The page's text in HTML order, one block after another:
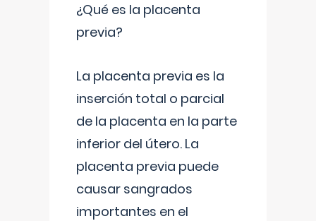
¿Qué es la placenta
previa?
La placenta previa es la
inserción total o parcial
de la placenta en la parte
inferior del útero. La
placenta previa puede
causar sangrados
importantes en el